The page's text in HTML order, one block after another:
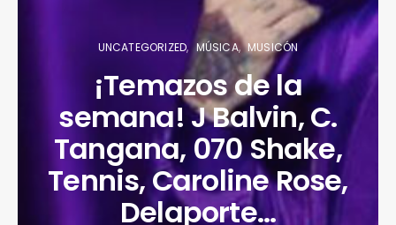
UNCATEGORIZED MÚSICA MUSICÓN
¡Temazos de la
semana! J Balvin, C.
Tangana, 070 Shake,
Tennis, Caroline Rose,
Delaporte…